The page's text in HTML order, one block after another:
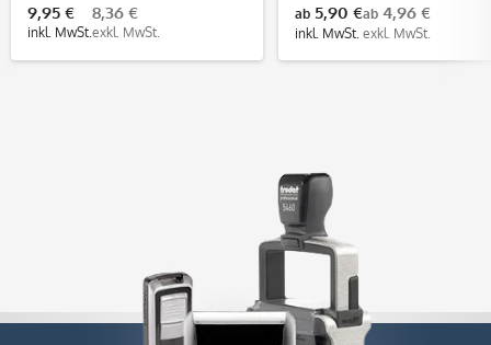
9,95 €
inkl. MwSt.
8,36 €
exkl. MwSt.
ab 5,90 €
inkl. MwSt.
ab 4,96 €
exkl. MwSt.